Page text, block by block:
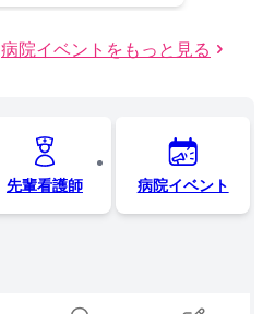
病院イベントをもっと見る
先輩看護師 病院イベント